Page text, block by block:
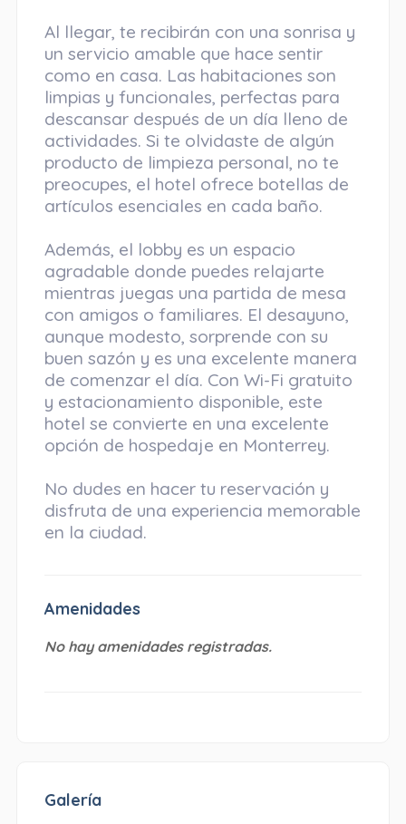
Al llegar, te recibirán con una sonrisa y
un servicio amable que hace sentir
como en casa. Las habitaciones son
limpias y funcionales, perfectas para
descansar después de un día lleno de
actividades. Si te olvidaste de algún
producto de limpieza personal, no te
preocupes, el hotel ofrece botellas de
artículos esenciales en cada baño.
Además, el lobby es un espacio
agradable donde puedes relajarte
mientras juegas una partida de mesa
con amigos o familiares. El desayuno,
aunque modesto, sorprende con su
buen sazón y es una excelente manera
de comenzar el día. Con Wi-Fi gratuito
y estacionamiento disponible, este
hotel se convierte en una excelente
opción de hospedaje en Monterrey.
No dudes en hacer tu reservación y
disfruta de una experiencia memorable
en la ciudad.
Amenidades
No hay amenidades registradas.
Galería